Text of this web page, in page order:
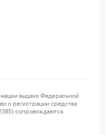
выдано Федеральной
о регистрации средства
сопровождаются